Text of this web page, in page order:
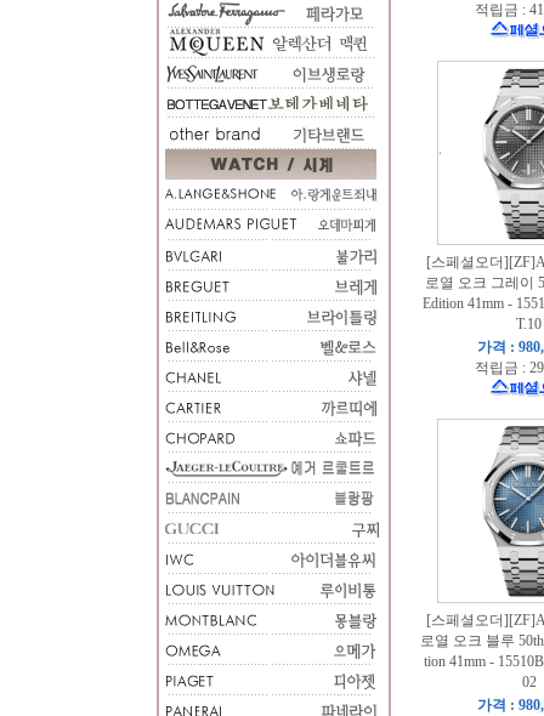
적립금 :
[스페셜오더
로열 오크 그레이
Edition 41mm -
T.10
가격 :
적립금 :
[스페셜오더
로열 오크 블루
tion 41mm -
02
가격 :